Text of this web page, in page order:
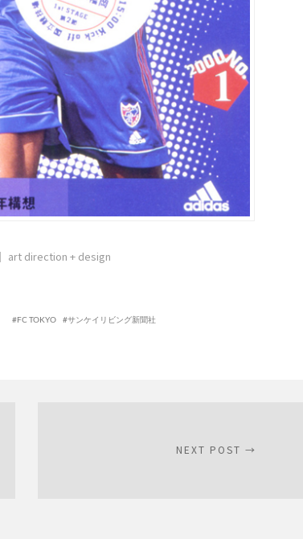
art direction + design
FC TOKYO サンケイリビング新聞社
NEXT POST →